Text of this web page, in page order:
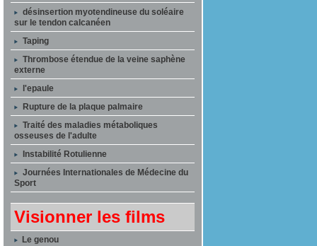
désinsertion myotendineuse du soléaire
sur le tendon calcanéen
Taping
Thrombose étendue de la veine saphène
externe
l'epaule
Rupture de la plaque palmaire
Traité des maladies métaboliques
osseuses de l'adulte
Instabilité Rotulienne
Journées Internationales de Médecine du
Sport
Visionner les films
Le genou